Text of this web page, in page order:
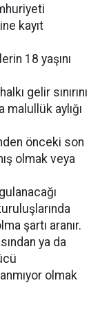
kayıt
18 yaşını
gelir sınırını
malullük aylığı
önceki son
olmak veya
şartı aranır.
ya da
olmak